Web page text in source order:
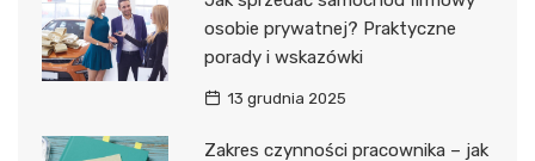
osobie prywatnej? Praktyczne
porady i wskazówki
13 grudnia 2025
Zakres czynności pracownika – jak